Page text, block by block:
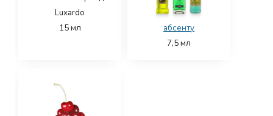
Luxardo
15мл
абсенту
7,5мл